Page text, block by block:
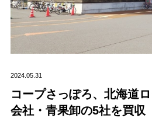
2024.05.31
コープさっぽろ、北海道
会社・青果卸の5社を買収